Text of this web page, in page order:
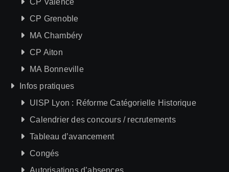
CP Grenoble
MA Chambéry
CP Aiton
MA Bonneville
Infos pratiques
UISP Lyon : Réforme Catégorielle Historique
Calendrier des concours / recrutements
Tableau d’avancement
Congés
Autorisations d’absences